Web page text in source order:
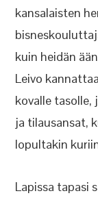
kansalaisten
kuin heidän
Leivo
kovalle
ja tilausansat,
lopultakin
Lapissa tapasi